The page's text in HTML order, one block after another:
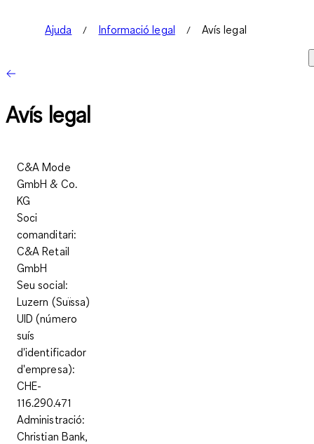
Ajuda Informació legal Avís legal
Avís legal
C&A Mode
GmbH & Co.
KG
Soci
comanditari:
C&A Retail
GmbH
Seu social:
Luzern (Suïssa)
UID (número
suís
d'identificador
d'empresa):
CHE-
116.290.471
Administració:
Christian Bank,